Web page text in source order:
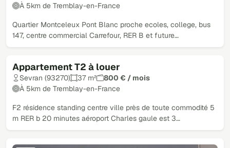
À 5km de Tremblay-en-France
Quartier Montceleux Pont Blanc proche ecoles, college, bus
147, centre commercial Carrefour, RER B et future…
Appartement T2 à louer
Loué
Sevran (93270) 37 m²
800 € / mois
À 5km de Tremblay-en-France
F2 résidence standing centre ville près de toute commodité 5
m RER b 20 minutes aéroport Charles gaule est 3…